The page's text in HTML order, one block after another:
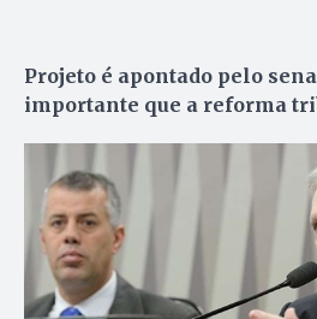
Projeto é apontado pelo
importante que a reforma